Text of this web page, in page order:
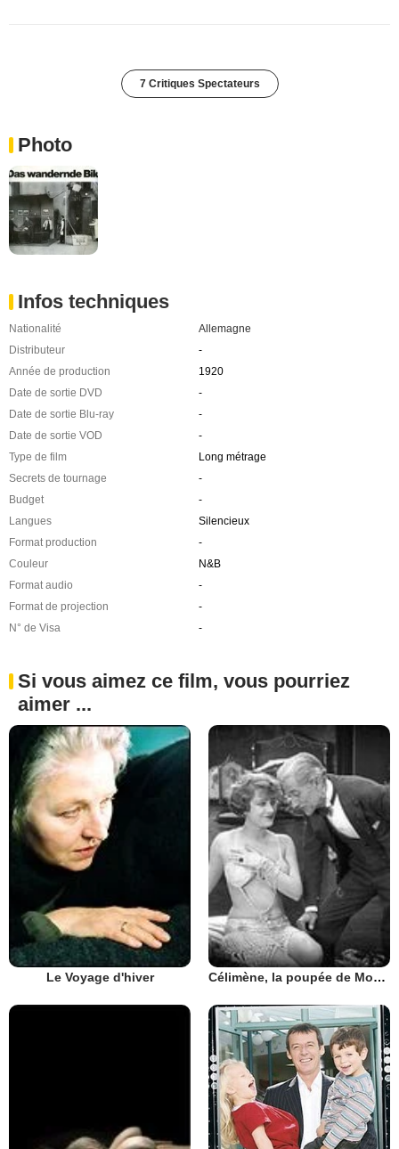
7 Critiques Spectateurs
Photo
Infos techniques
Nationalité
Allemagne
Distributeur
-
Année de production
1920
Date de sortie DVD
-
Date de sortie Blu-ray
-
Date de sortie VOD
-
Type de film
Long métrage
Secrets de tournage
-
Budget
-
Langues
Silencieux
Format production
-
Couleur
N&B
Format audio
-
Format de projection
-
N° de Visa
-
Si vous aimez ce film, vous pourriez
aimer ...
Le Voyage d'hiver Célimène, la poupée de Montmartre